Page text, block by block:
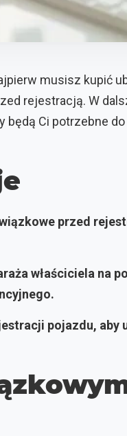
musisz kupić
rejestracją. W
będą Ci potrzebne
przed
właściciela na
pojazdu, aby